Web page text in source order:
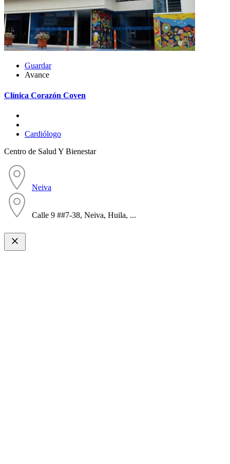
Guardar
Avance
Clínica Corazón Coven
Cardiólogo
Centro de Salud Y Bienestar
Neiva
Calle 9 ##7-38, Neiva, Huila, ...